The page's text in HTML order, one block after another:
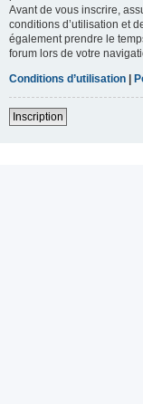
Avant de vous inscrire,
conditions d’utilisation et
également prendre le
forum lors de votre
Conditions d’utilisation |
Inscription